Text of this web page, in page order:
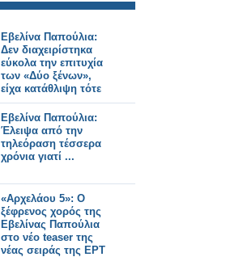
Εβελίνα Παπούλια:
Δεν διαχειρίστηκα
εύκολα την επιτυχία
των «Δύο ξένων»,
είχα κατάθλιψη τότε
Εβελίνα Παπούλια:
Έλειψα από την
τηλεόραση τέσσερα
χρόνια γιατί ...
«Αρχελάου 5»: Ο
ξέφρενος χορός της
Εβελίνας Παπούλια
στο νέο teaser της
νέας σειράς της ΕΡΤ